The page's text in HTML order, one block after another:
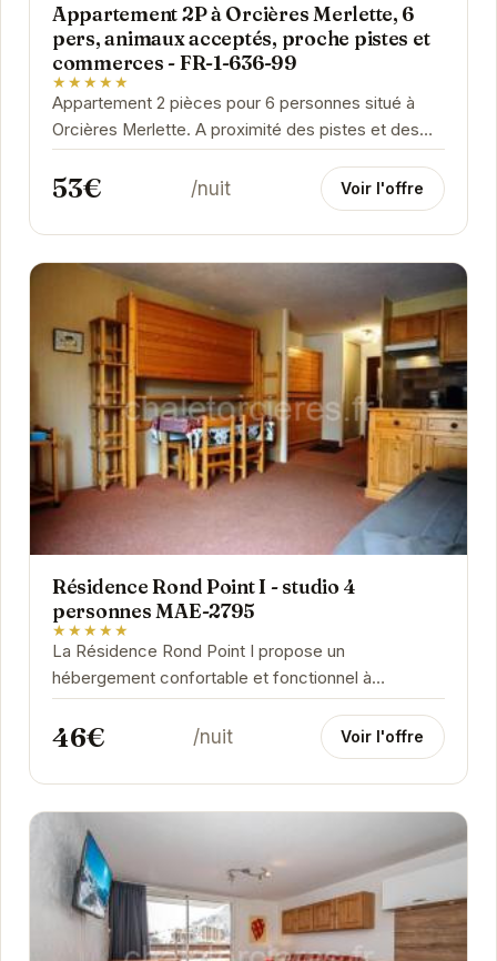
Appartement 2P à Orcières Merlette, 6
pers, animaux acceptés, proche pistes et
commerces - FR-1-636-99
★★★★★
Appartement 2 pièces pour 6 personnes situé à
Orcières Merlette. A proximité des pistes et des
commerces. Animaux acceptés.
53€ /nuit Voir l'offre
Résidence Rond Point I - studio 4
personnes MAE-2795
★★★★★
La Résidence Rond Point I propose un
hébergement confortable et fonctionnel à
Orcières. Idéalement située, elle permet un accès
facile aux...
46€ /nuit Voir l'offre